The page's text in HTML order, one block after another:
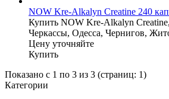
NOW Kre-Alkalyn Creatine 240
Купить NOW Kre-Alkalyn
Черкассы, Одесса, Чернигов,
Цену уточняйте
Купить
Показано с 1 по 3 из 3 (страниц: 1)
Категории